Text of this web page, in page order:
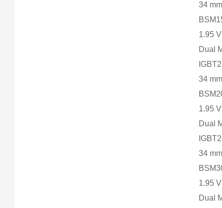
34
1.95
Dual
34
1.95
Dual
34
1.95
Dual